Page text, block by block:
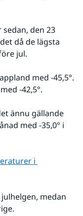
den 23
då de lägsta
jul.
med -45,5°.
-42,5°.
ännu gällande
med -35,0° i
i
medan